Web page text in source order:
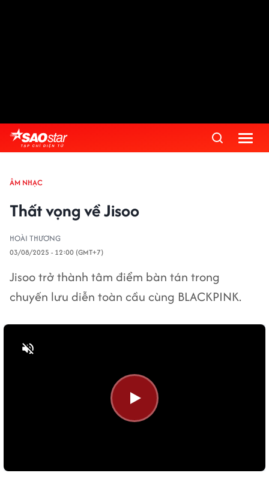
ÂM NHẠC
Thất vọng về Jisoo
HOÀI THƯƠNG
03/08/2025 - 12:00 (GMT+7)
Jisoo trở thành tâm điểm bàn tán trong
chuyến lưu diễn toàn cầu cùng BLACKPINK.